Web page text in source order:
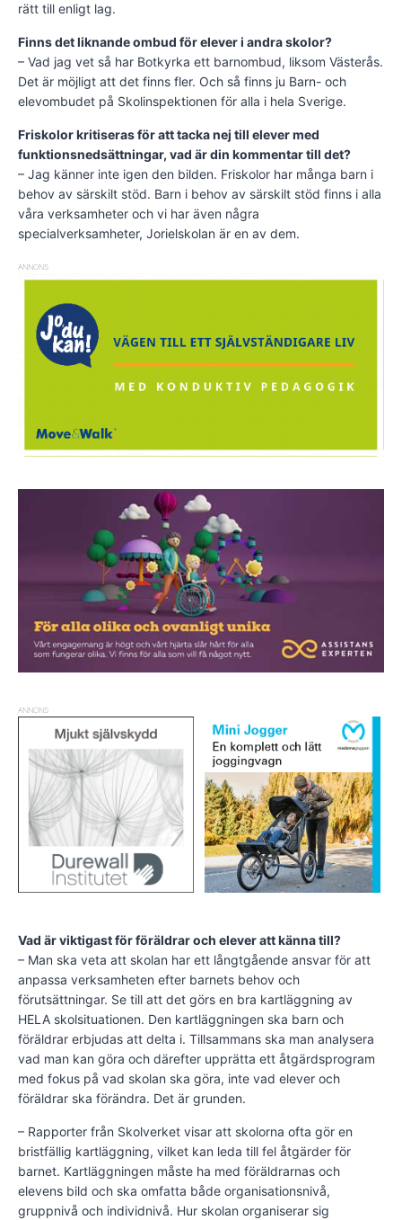
rätt till enligt lag.
Finns det liknande ombud för elever i andra skolor?
– Vad jag vet så har Botkyrka ett barnombud, liksom Västerås.
Det är möjligt att det finns fler. Och så finns ju Barn- och
elevombudet på Skolinspektionen för alla i hela Sverige.
Friskolor kritiseras för att tacka nej till elever med
funktionsnedsättningar, vad är din kommentar till det?
– Jag känner inte igen den bilden. Friskolor har många barn i
behov av särskilt stöd. Barn i behov av särskilt stöd finns i alla
våra verksamheter och vi har även några
specialverksamheter, Jorielskolan är en av dem.
ANNONS
ANNONS
Vad är viktigast för föräldrar och elever att känna till?
– Man ska veta att skolan har ett långtgående ansvar för att
anpassa verksamheten efter barnets behov och
förutsättningar. Se till att det görs en bra kartläggning av
HELA skolsituationen. Den kartläggningen ska barn och
föräldrar erbjudas att delta i. Tillsammans ska man analysera
vad man kan göra och därefter upprätta ett åtgärdsprogram
med fokus på vad skolan ska göra, inte vad elever och
föräldrar ska förändra. Det är grunden.
– Rapporter från Skolverket visar att skolorna ofta gör en
bristfällig kartläggning, vilket kan leda till fel åtgärder för
barnet. Kartläggningen måste ha med föräldrarnas och
elevens bild och ska omfatta både organisationsnivå,
gruppnivå och individnivå. Hur skolan organiserar sig